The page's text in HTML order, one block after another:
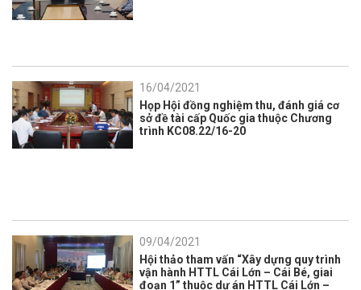
16/04/2021
Họp Hội đồng nghiệm thu, đánh giá cơ
sở đề tài cấp Quốc gia thuộc Chương
trình KC08.22/16-20
09/04/2021
Hội thảo tham vấn “Xây dựng quy trình
vận hành HTTL Cái Lớn – Cái Bé, giai
đoạn 1” thuộc dự án HTTL Cái Lớn –